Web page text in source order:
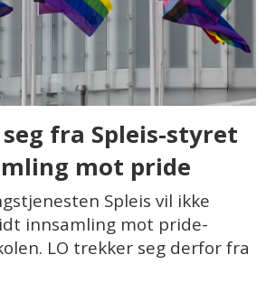
fra Spleis-styret
mot pride
Spleis vil ikke
innsamling mot pride-
LO trekker seg derfor fra